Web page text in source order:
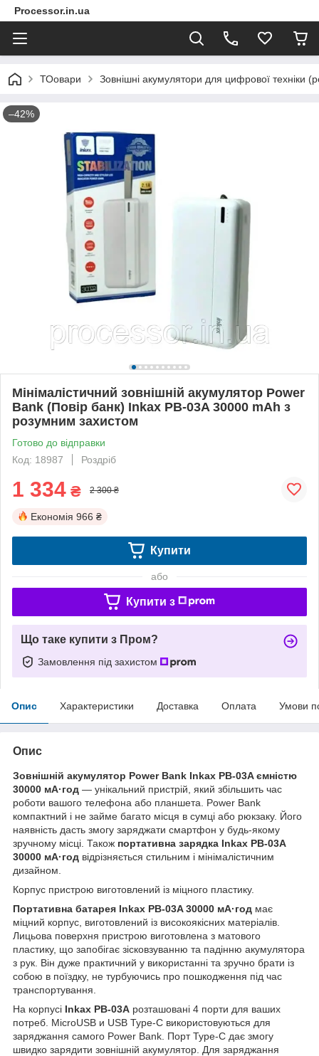
Processor.in.ua
ТОовари Зовнішні акумулятори для цифрової техніки
–42%
Мінімалістичний зовнішній акумулятор Power
Bank (Повір банк) Inkax PB-03A 30000 mAh з
розумним захистом
Готово до відправки
Код: 18987
Роздріб
1 334 ₴ 2 300 ₴
Економія 966 ₴
Купити
або
Купити з
Що таке купити з Пром?
Замовлення під захистом
Опис Характеристики Доставка Оплата Умови
Опис
Зовнішній акумулятор Power Bank Inkax PB-03A ємністю
30000 мА·год — унікальний пристрій, який збільшить час
роботи вашого телефона або планшета. Power Bank
компактний і не займе багато місця в сумці або рюкзаку. Його
наявність дасть змогу заряджати смартфон у будь-якому
зручному місці. Також портативна зарядка Inkax PB-03A
30000 мА·год відрізняється стильним і мінімалістичним
дизайном.
Корпус пристрою виготовлений із міцного пластику.
Портативна батарея Inkax PB-03A 30000 мА·год має
міцний корпус, виготовлений із високоякісних матеріалів.
Лицьова поверхня пристрою виготовлена з матового
пластику, що запобігає зісковзуванню та падінню акумулятора
з рук. Він дуже практичний у використанні та зручно брати із
собою в поїздку, не турбуючись про пошкодження під час
транспортування.
На корпусі Inkax PB-03A розташовані 4 порти для ваших
потреб. MicroUSB и USB Type-C використовуються для
заряджання самого Power Bank. Порт Type-C дає змогу
швидко зарядити зовнішній акумулятор. Для заряджання